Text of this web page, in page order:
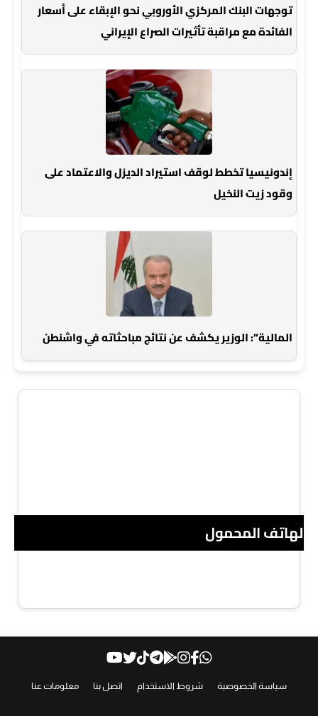
توجهات البنك المركزي الأوروبي نحو الإبقاء على أسعار
الفائدة مع مراقبة تأثيرات الصراع الإيراني
إندونيسيا تخطط لوقف استيراد الديزل والاعتماد على
وقود زيت النخيل
المالية”: الوزير يكشف عن نتائج مباحثاته في واشنطن
الهاتف المحمول
سياسة الخصوصية شروط الاستخدام اتصل بنا معلومات عنا